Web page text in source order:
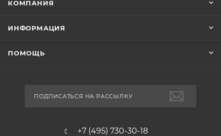
КОМПАНИЯ
ИНФОРМАЦИЯ
ПОМОЩЬ
ПОДПИСАТЬСЯ НА РАССЫЛКУ
+7 (495) 730-30-18